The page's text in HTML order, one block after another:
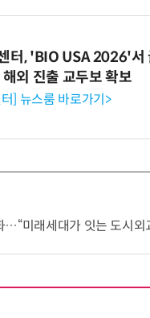
터, 'BIO USA 2026'서
외 진출 교두보 확보
] 뉴스룸 바로가기>
미래세대가 잇는 도시외